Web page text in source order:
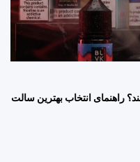
راهنمای انتخاب بهترین سالت